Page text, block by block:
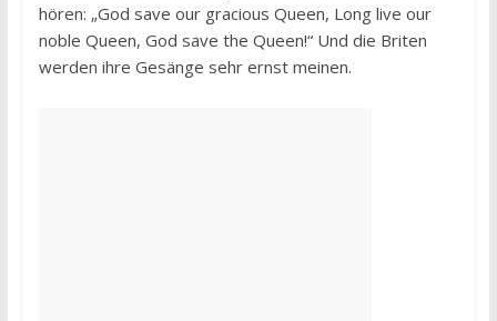
hören: „God save our gracious Queen, Long live our
noble Queen, God save the Queen!“ Und die Briten
werden ihre Gesänge sehr ernst meinen.